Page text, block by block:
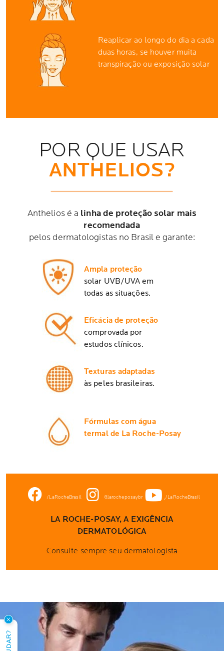
Reaplicar ao longo do dia a cada
duas horas, se houver muita
transpiração ou exposição solar
POR QUE USAR
ANTHELIOS?
Anthelios é a linha de proteção solar mais
recomendada
pelos dermatologistas no Brasil e garante:
Ampla proteção
solar UVB/UVA em
todas as situações.
Eficácia de proteção
comprovada por
estudos clínicos.
Texturas adaptadas
às peles brasileiras.
Fórmulas com água
termal de La Roche-Posay
/LaRocheBrasil @larocheposaybr /LaRocheBrasil
LA ROCHE-POSAY, A EXIGÊNCIA
DERMATOLÓGICA
Consulte sempre seu dermatologista